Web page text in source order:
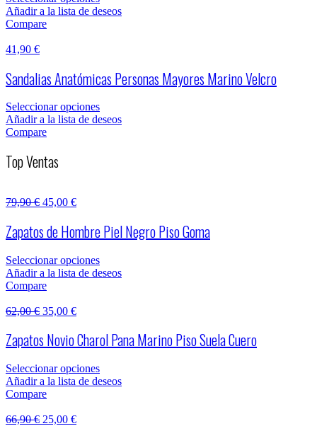
Añadir a la lista de deseos
Compare
41,90 €
Sandalias Anatómicas Personas Mayores Marino Velcro
Seleccionar opciones
Añadir a la lista de deseos
Compare
Top Ventas
79,90€ 45,00 €
Zapatos de Hombre Piel Negro Piso Goma
Seleccionar opciones
Añadir a la lista de deseos
Compare
62,00€ 35,00 €
Zapatos Novio Charol Pana Marino Piso Suela Cuero
Seleccionar opciones
Añadir a la lista de deseos
Compare
66,90€ 25,00 €